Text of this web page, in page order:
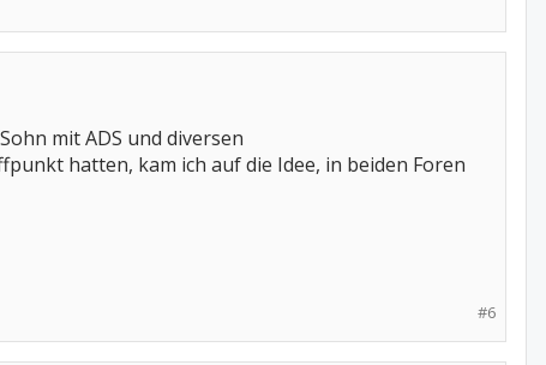
mit ADS und diversen
hatten, kam ich auf die Idee, in beiden Foren
#6